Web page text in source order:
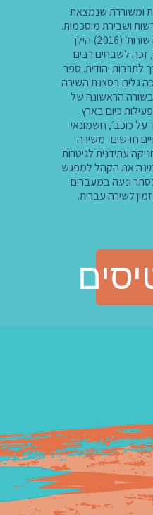
ומשוררת שנמצאת
ושבירת מוסכמות.
אלבום הבכורה ׳שמונה שורות׳ (2016) הילך
זכה לשבחים רבים
לתרבות יהודית. ספר
גלים בסצנת השירה
הראשונה של
כיום בארץ.
על כוכב׳, חשמונאי
חדשים- משירה
עתידנית לגיטרות
את הקהל למפגש
ונעה במעברים
לשירה עברית.